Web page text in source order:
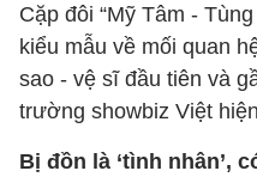
Cặp đôi “Mỹ Tâm -
kiểu mẫu về mối quan
sao - vệ sĩ đầu tiên và
trường showbiz Việt
Bị đồn là ‘tình nhân’,